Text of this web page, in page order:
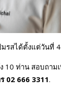
รสได้ตั้งแต่วันที่
10 ท่าน สอบถาม
02 666 3311.